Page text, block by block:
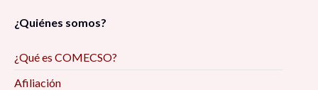
¿Quiénes somos?
¿Qué es COMECSO?
Afiliación